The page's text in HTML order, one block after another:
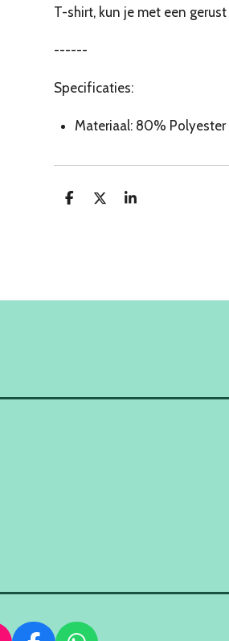
T-shirt, kun je met een
------
Specificaties:
Materiaal: 80%
D
D
S